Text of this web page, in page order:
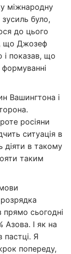
міжнародну
було,
до цього
що Джозеф
і показав, що
формуванні
Вашингтона і
росіяни
ситуація в
діяти в такому
таким
сьогодні
Азова. І як на
пастці. Я
попереду,